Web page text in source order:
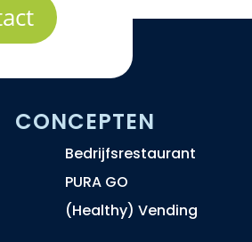
CONCEPTEN
Bedrijfsrestaurant
PURA GO
(Healthy) Vending